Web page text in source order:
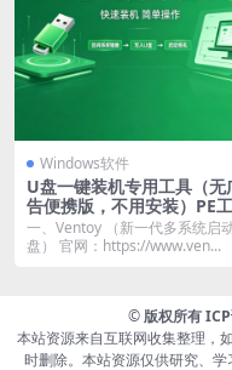
Windows软件
U盘一键装机专用工具（无
告便携版，不用安装）PE
一、Ventoy （新一代多系统启
盘） 官网：https://www.ven...
©版权所有 ICP
本站资源来自互联网收集整理，
时删除。本站资源仅供研究、